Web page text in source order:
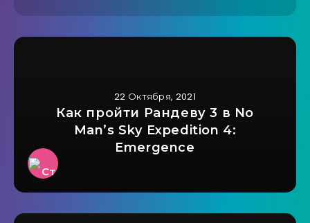
22 Октября, 2021
Как пройти Рандеву 3 в No
Man’s Sky Expedition 4:
Emergence